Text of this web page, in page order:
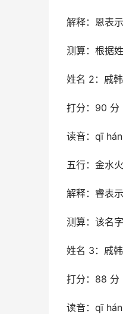
解释：恩表
测算：根据
姓名 2：戚
打分：90 分
读音：qī
五行：金水
解释：睿表
测算：该名
姓名 3：戚
打分：88 分
读音：qī